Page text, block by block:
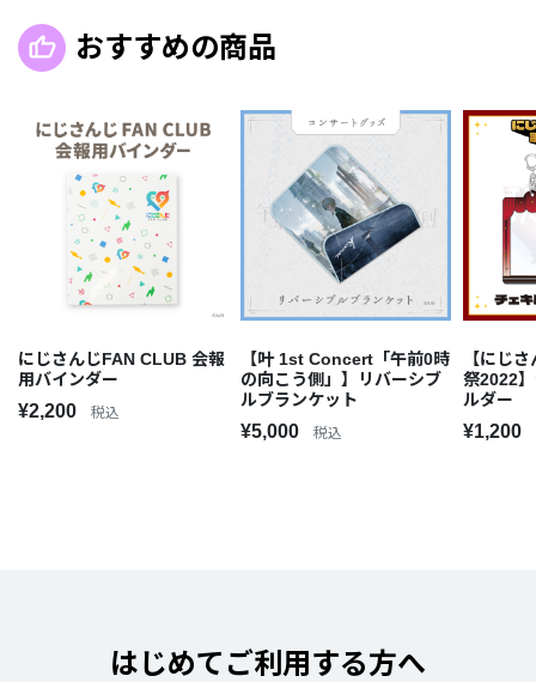
おすすめの商品
にじさんじFAN CLUB 会報
用バインダー
¥2,200 税込
【叶 1st Concert「午前0時
の向こう側」】リバーシブ
ルブランケット
¥5,000 税込
【にじ
祭2022
ルダー
¥1,200
はじめてご利用する方へ